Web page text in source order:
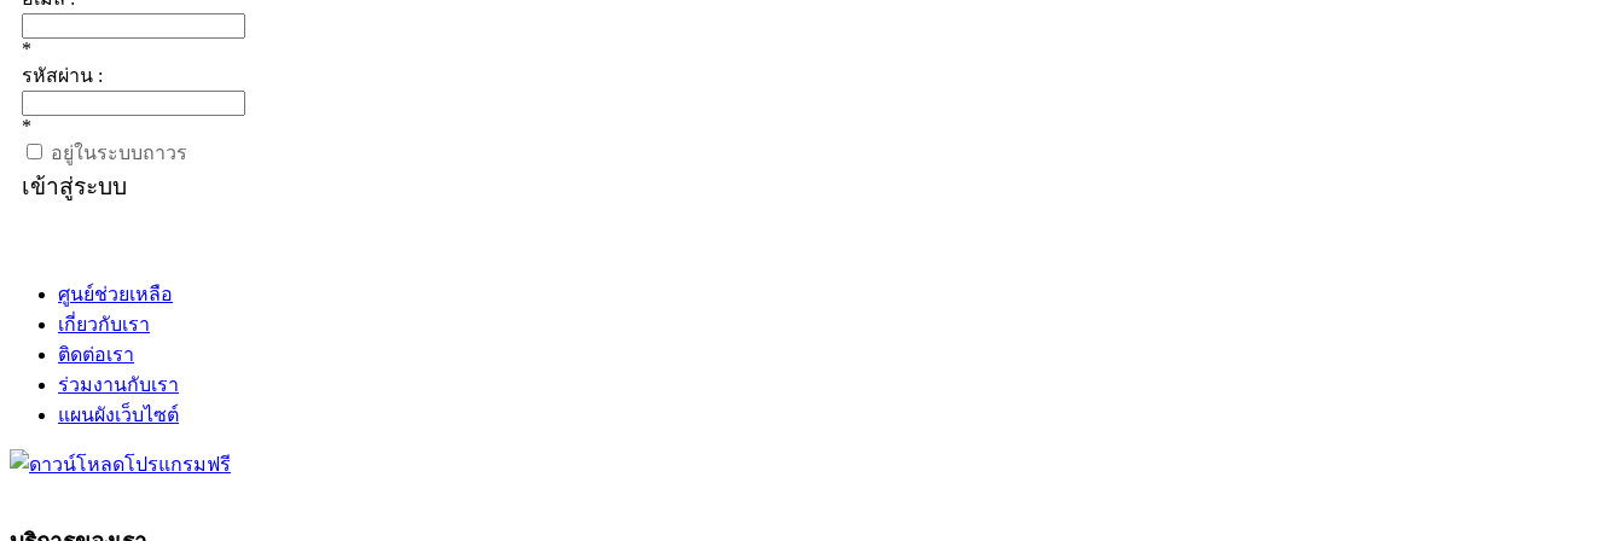
*
รหัสผ่าน :
*
อยู่ในระบบถาวร
เข้าสู่ระบบ
ศูนย์ช่วยเหลือ
เกี่ยวกับเรา
ติดต่อเรา
ร่วมงานกับเรา
แผนผังเว็บไซต์